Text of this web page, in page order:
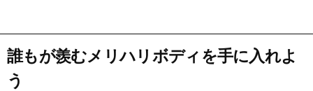
誰もが羨むメリハリボディを手に入れよ
う